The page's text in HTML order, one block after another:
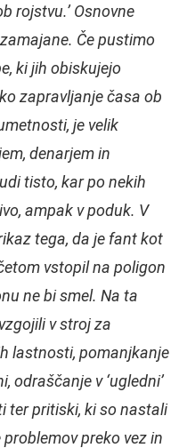
rojstvu.’ Osnovne
Če pustimo
ki jih obiskujejo
zapravljanje časa ob
je velik
denarjem in
tisto, kar po nekih
ampak v poduk. V
tega, da je fant kot
vstopil na poligon
ne bi smel. Na ta
v stroj za
lastnosti, pomanjkanje
odraščanje v ‘ugledni’
ter pritiski, ki so nastali
preko vez in